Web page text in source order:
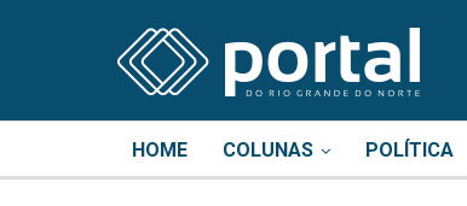
HOME COLUNAS POLÍTICA